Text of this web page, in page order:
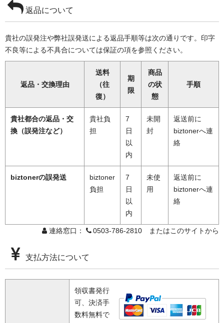
返品について
貴社の誤発注や弊社誤発送による返品手順等は次の通りです。印字
不良等による不具合については保証の項を参照ください。
返品・交換理由
送料
（往
復）
期
限
商品
の状
態
手順
貴社都合の返品・交
換（誤発注など）
貴社負
担
7
日
以
内
未開
封
返送前に
biztonerへ連
絡
biztonerの誤発送
biztoner
負担
7
日
以
内
未使
用
返送前に
biztonerへ連
絡
連絡窓口： 0503-786-2810 またはこのサイトから
支払方法について
領収書発行
可、決済手
数料無料で